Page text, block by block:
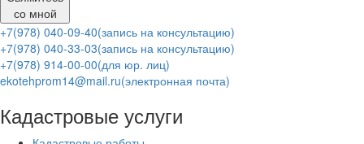
со мной
+7(978) 040-09-40(запись на консультацию)
+7(978) 040-33-03(запись на консультацию)
+7(978) 914-00-00(для юр. лиц)
ekotehprom14@mail.ru(электронная почта)
Кадастровые услуги